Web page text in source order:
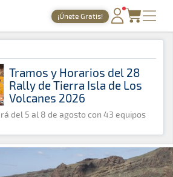
del motor desde 1999
¡Únete Gratis!
PORTADA
TIEMPOS ONLINE
NOTICIAS
AGENDA
GALERÍAS
TIENDA
» ERC
Tramos y Horarios del 28
Rally de Tierra Isla de Los
Volcanes 2026
del 5 al 8 de agosto con 43 equipos